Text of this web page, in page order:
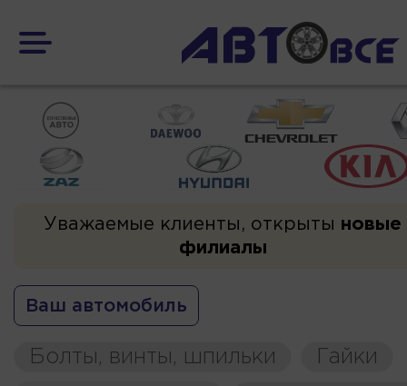
Уважаемые клиенты, открыты новые
филиалы
Ваш автомобиль
Болты, винты, шпильки
Гайки